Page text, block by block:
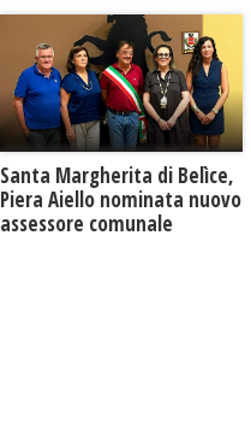
Santa Margherita di Belìce,
Piera Aiello nominata nuovo
assessore comunale